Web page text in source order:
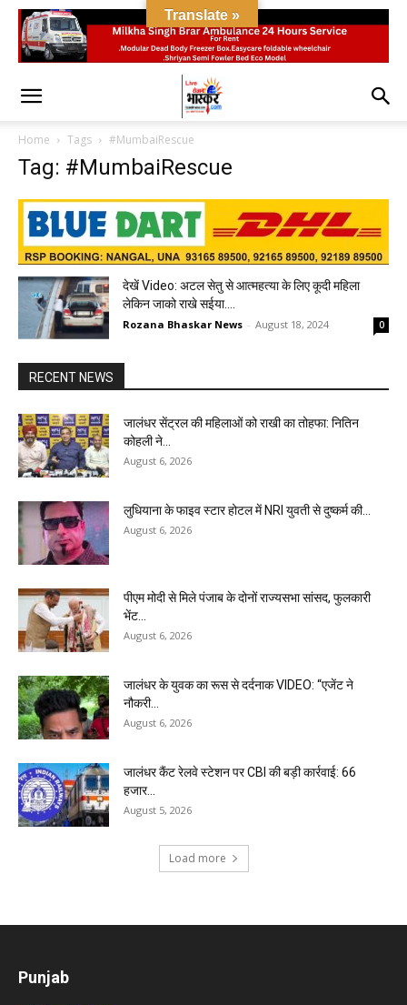
Home Tags #MumbaiRescue
Tag: #MumbaiRescue
देखें Video: अटल सेतु से आत्महत्या के लिए कूदी महिला
लेकिन जाको राखे सईया….
Rozana Bhaskar News - August 18, 2024 0
RECENT NEWS
जालंधर सेंट्रल की महिलाओं को राखी का तोहफा: नितिन
कोहली ने...
August 6, 2026
लुधियाना के फाइव स्टार होटल में NRI युवती से दुष्कर्म की...
August 6, 2026
पीएम मोदी से मिले पंजाब के दोनों राज्यसभा सांसद, फुलकारी
भेंट...
August 6, 2026
जालंधर के युवक का रूस से दर्दनाक VIDEO: “एजेंट ने
नौकरी...
August 6, 2026
जालंधर कैंट रेलवे स्टेशन पर CBI की बड़ी कार्रवाई: ₹66
हजार...
August 5, 2026
Load more
Punjab
Translate »